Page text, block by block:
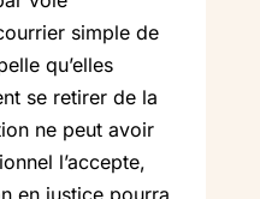
simple de
qu’elles
se retirer de la
ne peut avoir
l’accepte,
en justice pourra